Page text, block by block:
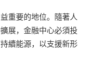
重要的地位。隨著人
展，金融中心必須投
續能源，以支援新形